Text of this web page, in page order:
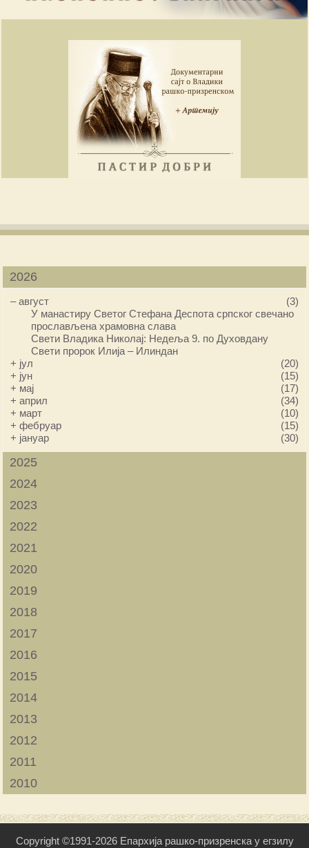
2026
–август
(3)
У манастиру Светог Стефана Деспота српског свечано
прослављена храмовна слава
Свети Владика Николај: Недеља 9. по Духовдану
Свети пророк Илија – Илиндан
+ јул
(20)
+ јун
(15)
+ мај
(17)
+април
(34)
+ март
(10)
+фебруар
(15)
+ јануар (30)
2025
2024
2023
2022
2021
2020
2019
2018
2017
2016
2015
2014
2013
2012
2011
2010
Copyright ©1991-2026 Епархија рашко-призренска у егзилу